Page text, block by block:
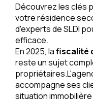
Découvrez les clés
votre résidence
d'experts de SLDI
efficace.
En 2025, lafiscalité
reste un sujet
accompagne ses
situation